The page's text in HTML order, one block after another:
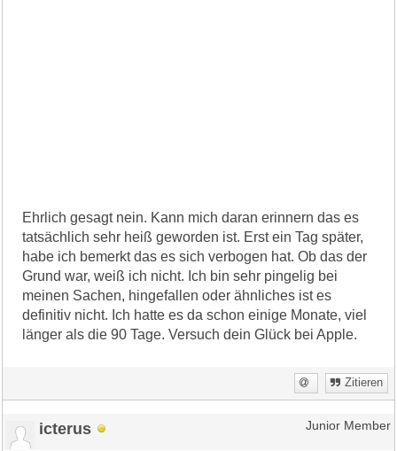
Ehrlich gesagt nein. Kann mich daran erinnern das es
tatsächlich sehr heiß geworden ist. Erst ein Tag später,
habe ich bemerkt das es sich verbogen hat. Ob das der
Grund war, weiß ich nicht. Ich bin sehr pingelig bei
meinen Sachen, hingefallen oder ähnliches ist es
definitiv nicht. Ich hatte es da schon einige Monate, viel
länger als die 90 Tage. Versuch dein Glück bei Apple.
Zitieren
icterus Junior Member